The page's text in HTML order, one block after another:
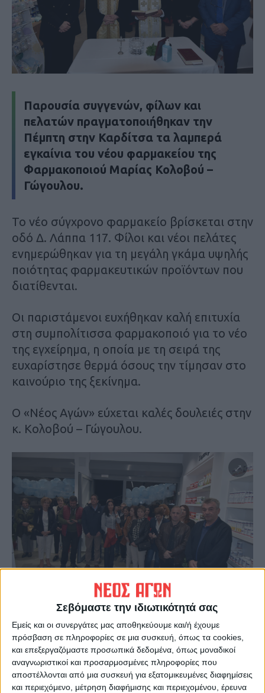
Σεβόμαστε την ιδιωτικότητά σας
Εμείς και οι συνεργάτες μας αποθηκεύουμε και/ή έχουμε
πρόσβαση σε πληροφορίες σε μια συσκευή, όπως τα cookies,
και επεξεργαζόμαστε προσωπικά δεδομένα, όπως μοναδικοί
αναγνωριστικοί και προσαρμοσμένες πληροφορίες που
αποστέλλονται από μια συσκευή για εξατομικευμένες διαφημίσεις
και περιεχόμενο, μέτρηση διαφήμισης και περιεχομένου, έρευνα
Παρουσία συγγενών, φίλων και
πελατών πραγματοποιήθηκαν την
Πέμπτη στην Καρδίτσα τα λαμπερά
εγκαίνια του νέου φαρμακείου της
Φαρμακοποιού Μαρίας Κολοβού –
Γώγουλου.
Το νέο σύγχρονο φαρμακείο βρίσκεται στην
οδό Δ. Λάππα 117. Φίλοι και νέοι πελάτες
ενημερώθηκαν για τη μεγάλη γκάμα υψηλής
ποιότητας φαρμακευτικών προϊόντων που
διατίθενται.
Οι παριστάμενοι ευχήθηκαν καλή επιτυχία
στη συμπολίτισσα φαρμακοποιό για το νέο
της εγχείρημα, η οποία με τη σειρά της
ευχαρίστησε θερμά όσους την τίμησαν στο
καινούριο της ξεκίνημα.
Ο «Νέος Αγών» εύχεται καλές δουλειές στην
κ. Κολοβού – Γώγουλου.